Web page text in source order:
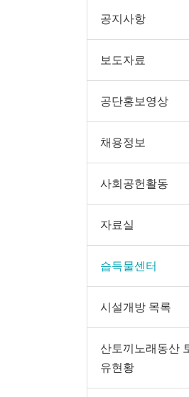
공지사항
보도자료
공단홍보영상
채용정보
사회공헌활동
자료실
습득물센터
시설개방 목록
산토끼노래동산
유현황